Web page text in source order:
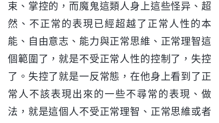
束、掌控的，而魔鬼這類人身上這些怪异、超
然、不正常的表現已經超越了正常人性的本
能、自由意志、能力與正常思維、正常理智這
個範圍了，就是不受正常人性的控制了，失控
了。失控了就是一反常態，在他身上看到了正
常人不該表現出來的一些不尋常的表現、做
法，就是這個人不受正常理智、正常思維或者